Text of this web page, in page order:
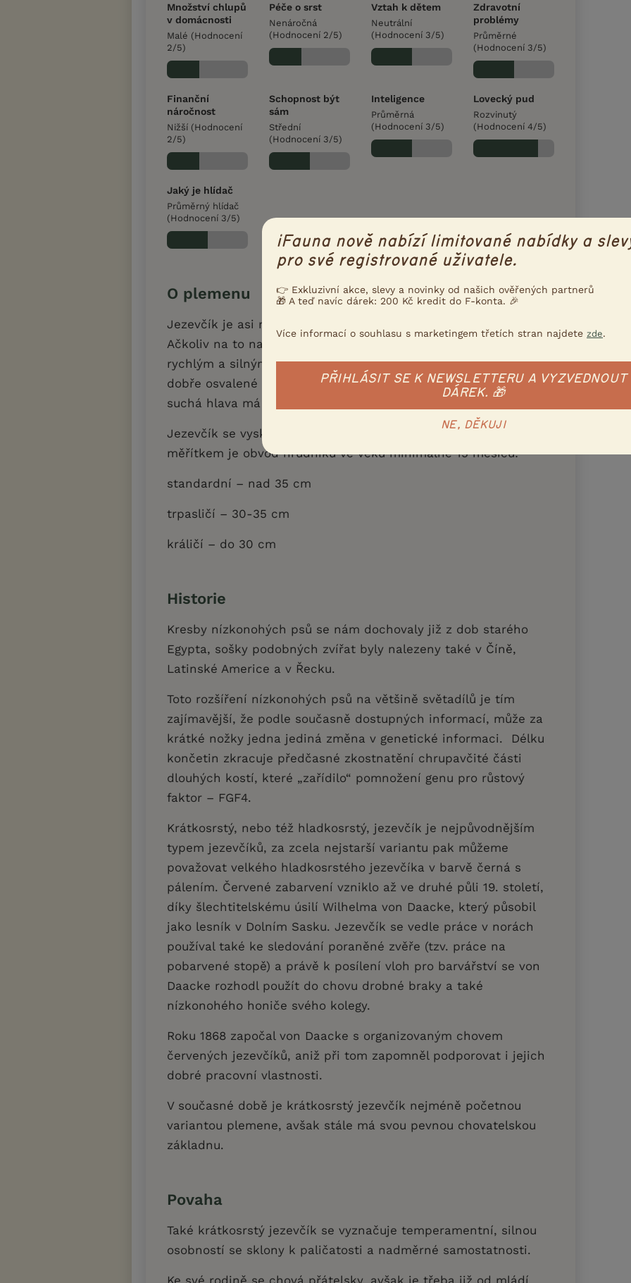
Množství chlupů
v domácnosti
Malé (Hodnocení
2/5)
Péče o srst
Nenáročná
(Hodnocení 2/5)
Vztah k dětem
Neutrální
(Hodnocení 3/5)
Zdravotní
problémy
Průměrné
(Hodnocení 3/5)
Finanční
náročnost
Nižší (Hodnocení
2/5)
Schopnost být
sám
Střední
(Hodnocení 3/5)
Inteligence
Průměrná
(Hodnocení 3/5)
Lovecký pud
Rozvinutý
(Hodnocení 4/5)
Jaký je hlídač
Průměrný hlídač
(Hodnocení 3/5)
O plemenu
Jezevčík je asi nejznámější z nízkonohých plemen psů vůbec.
Ačkoliv na to na první pohled nevypadá, patří k vytrvalým,
rychlým a silným loveckým psům. Krátké, pevné nohy nesou
dobře osvalené pružné tělo s hlubokým hrudníkem, štíhlá a
suchá hlava má pozorný a sebevědomý výraz.
Jezevčík se vyskytuje ve třech velikostních rázech, rozlišovacím
měřítkem je obvod hrudníku ve věku minimálně 15 měsíců:
standardní – nad 35 cm
trpasličí – 30-35 cm
králičí – do 30 cm
Historie
Kresby nízkonohých psů se nám dochovaly již z dob starého
Egypta, sošky podobných zvířat byly nalezeny také v Číně,
Latinské Americe a v Řecku.
Toto rozšíření nízkonohých psů na většině světadílů je tím
zajímavější, že podle současně dostupných informací, může za
krátké nožky jedna jediná změna v genetické informaci. Délku
končetin zkracuje předčasné zkostnatění chrupavčité části
dlouhých kostí, které „zařídilo“ pomnožení genu pro růstový
faktor – FGF4.
Krátkosrstý, nebo též hladkosrstý, jezevčík je nejpůvodnějším
typem jezevčíků, za zcela nejstarší variantu pak můžeme
považovat velkého hladkosrstého jezevčíka v barvě černá s
pálením. Červené zabarvení vzniklo až ve druhé půli 19. století,
díky šlechtitelskému úsilí Wilhelma von Daacke, který působil
jako lesník v Dolním Sasku. Jezevčík se vedle práce v norách
používal také ke sledování poraněné zvěře (tzv. práce na
pobarvené stopě) a právě k posílení vloh pro barvářství se von
Daacke rozhodl použít do chovu drobné braky a také
nízkonohého honiče svého kolegy.
Roku 1868 započal von Daacke s organizovaným chovem
červených jezevčíků, aniž při tom zapomněl podporovat i jejich
dobré pracovní vlastnosti.
V současné době je krátkosrstý jezevčík nejméně početnou
variantou plemene, avšak stále má svou pevnou chovatelskou
základnu.
Povaha
Také krátkosrstý jezevčík se vyznačuje temperamentní, silnou
osobností se sklony k paličatosti a nadměrné samostatnosti.
Ke své rodině se chová přátelsky, avšak je třeba již od mládí
iFauna nově nabízí limitované nabídky a
pro své registrované uživatele.
👉 Exkluzivní akce, slevy a novinky od našich ověřených partnerů
🎁 A teď navíc dárek: 200 Kč kredit do F-konta. 🎉
Více informací o souhlasu s marketingem třetích stran najdete zde.
PŘIHLÁSIT SE K NEWSLETTERU A VYZVEDNOUT
DÁREK. 🎁
NE, DĚKUJI